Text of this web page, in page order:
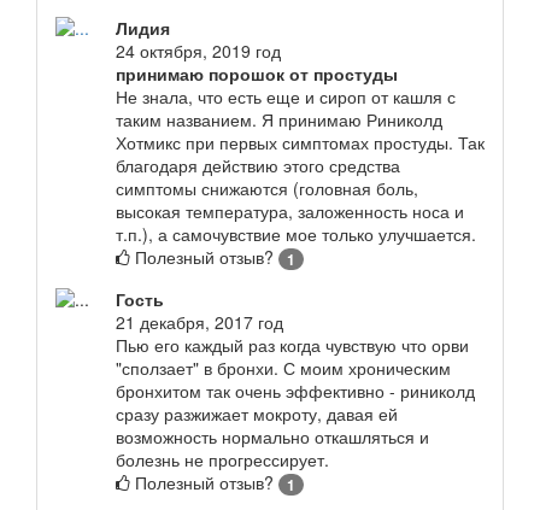
Лидия
24 октября, 2019 год
принимаю порошок от простуды
Не знала, что есть еще и сироп от кашля с
таким названием. Я принимаю Риниколд
Хотмикс при первых симптомах простуды. Так
благодаря действию этого средства
симптомы снижаются (головная боль,
высокая температура, заложенность носа и
т.п.), а самочувствие мое только улучшается.
Полезный отзыв?
1
Гость
21 декабря, 2017 год
Пью его каждый раз когда чувствую что орви
"сползает" в бронхи. С моим хроническим
бронхитом так очень эффективно - риниколд
сразу разжижает мокроту, давая ей
возможность нормально откашляться и
болезнь не прогрессирует.
Полезный отзыв?
1